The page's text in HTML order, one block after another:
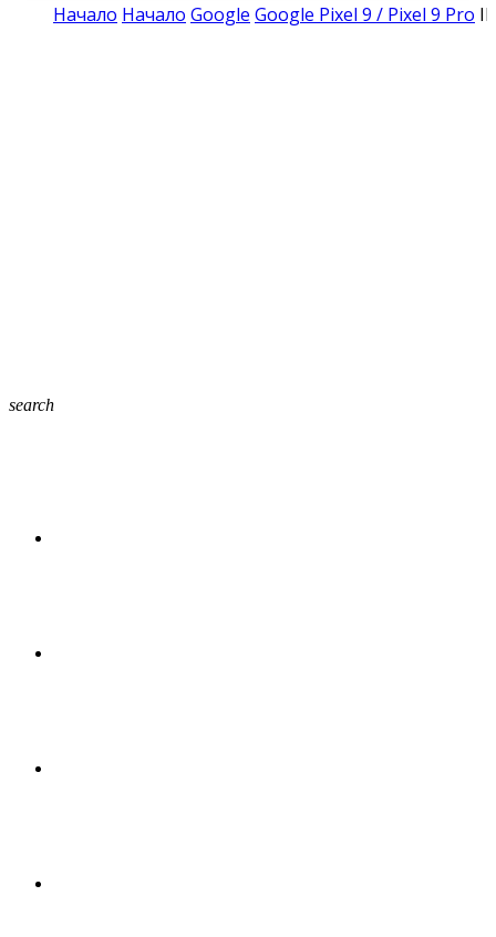
Начало Начало Google Google Pixel 9 / Pixel 9 Pro
search